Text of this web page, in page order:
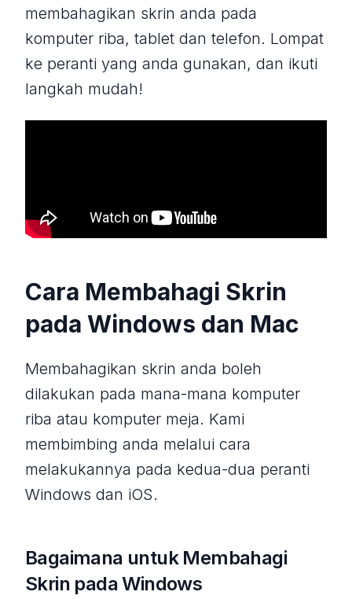
membahagikan skrin anda pada
komputer riba, tablet dan telefon. Lompat
ke peranti yang anda gunakan, dan ikuti
langkah mudah!
Cara Membahagi Skrin
pada Windows dan Mac
Membahagikan skrin anda boleh
dilakukan pada mana-mana komputer
riba atau komputer meja. Kami
membimbing anda melalui cara
melakukannya pada kedua-dua peranti
Windows dan iOS.
Bagaimana untuk Membahagi
Skrin pada Windows